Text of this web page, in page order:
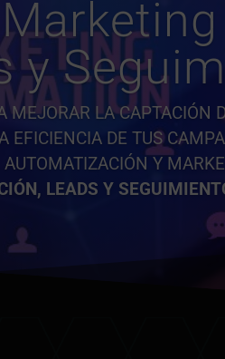
y
LA CAPTACIÓN
EFICIENCIA DE TUS
Y
LEADS Y